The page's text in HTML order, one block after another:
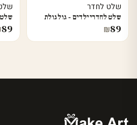
שלט לחדר
שלט לחדרי ילדים - גולגולת
₪89
שלט
89